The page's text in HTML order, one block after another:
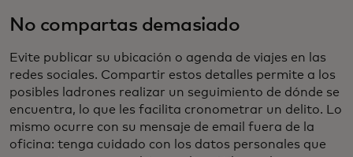
No compartas demasiado
Evite publicar su ubicación o agenda de viajes en las
redes sociales. Compartir estos detalles permite a los
posibles ladrones realizar un seguimiento de dónde se
encuentra, lo que les facilita cronometrar un delito. Lo
mismo ocurre con su mensaje de email fuera de la
oficina: tenga cuidado con los datos personales que